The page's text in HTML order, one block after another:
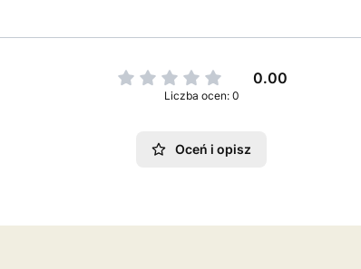
0.00
Liczba ocen: 0
Oceń i opisz